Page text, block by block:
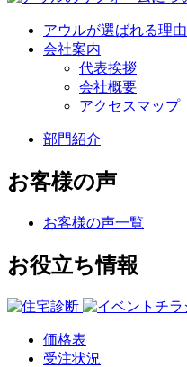
アウルが選ばれる理由
会社案内
代表挨拶
会社概要
アクセスマップ
部門紹介
お客様の声
お客様の声一覧
お役立ち情報
価格表
受注状況